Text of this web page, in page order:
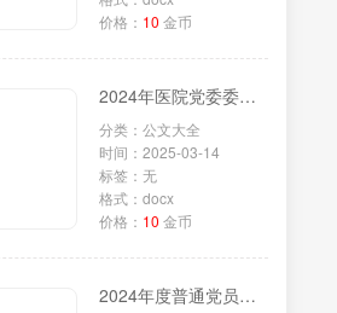
价格： 10 金币
2024年医院党委委员、副院长民主生活会对照检查材料（四个带头＋反面剖析）
分类：公文大全
时间：2025-03-14
标签：无
格式：docx
价格： 10 金币
2024年度普通党员组织生活会对照检查材料